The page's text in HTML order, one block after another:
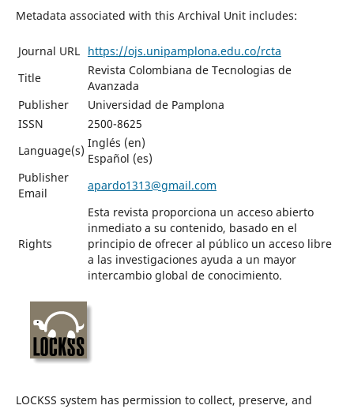
Metadata associated with this Archival Unit includes:
Journal URL https://ojs.unipamplona.edu.co/rcta
Title
Revista Colombiana de Tecnologias de
Avanzada
Publisher
Universidad de Pamplona
ISSN
2500-8625
Language(s)
Inglés (en)
Español (es)
Publisher
Email
apardo1313@gmail.com
Rights
Esta revista proporciona un acceso abierto
inmediato a su contenido, basado en el
principio de ofrecer al público un acceso libre
a las investigaciones ayuda a un mayor
intercambio global de conocimiento.
LOCKSS system has permission to collect, preserve, and